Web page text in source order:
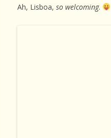
Ah, Lisboa, so welcoming.